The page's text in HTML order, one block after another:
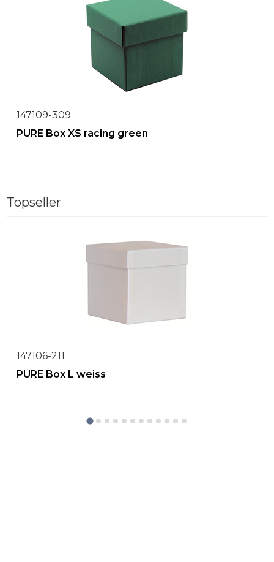
147109-309
PURE Box XS racing green
Topseller
147106-211
PURE Box L weiss